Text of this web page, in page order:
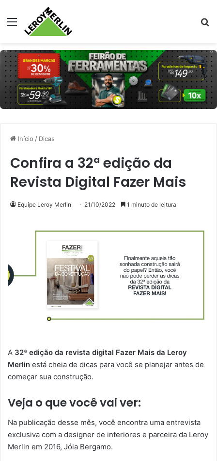
Menu
Início / Dicas
Confira a 32ª edição da
Revista Digital Fazer Mais
Equipe Leroy Merlin 21/10/2022 1 minuto de leitura
A 32ª edição da revista digital Fazer Mais da Leroy
Merlin está cheia de dicas para você se planejar antes de
começar sua construção.
Veja o que você vai ver:
Na publicação desse mês, você encontra uma entrevista
exclusiva com a designer de interiores e parceira da Leroy
Merlin em 2016, Jóia Bergamo.